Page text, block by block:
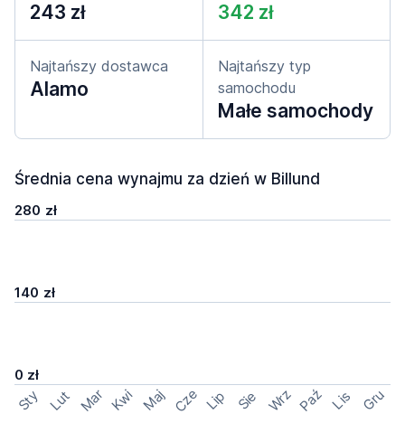
243 zł 342 zł
Najtańszy dostawca
Alamo
Najtańszy typ
samochodu
Małe samochody
Średnia cena wynajmu za dzień w Billund
280 zł
140 zł
0 zł
Sty Lut Mar Kwi Maj Cze Lip Sie Wrz Paź Lis Gru